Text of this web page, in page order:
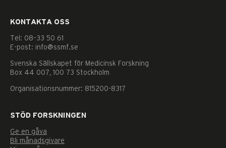
KONTAKTA OSS
Tel: 08–33 50 61
E-post: info@ssmf.se
Svenska Sällskapet för Medicinsk Forskning
Box 44 007, 100 73 Stockholm
Organisationsnummer: 815200-8317
STÖD FORSKNINGEN
Ge en gåva
Bli månadsgivare
Nödvändiga